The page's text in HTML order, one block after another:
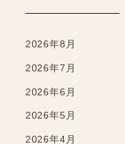
2026年8月
2026年7月
2026年6月
2026年5月
2026年4月